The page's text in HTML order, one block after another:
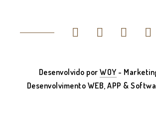
Desenvolvido porWOY -
Desenvolvimento WEB, APP &